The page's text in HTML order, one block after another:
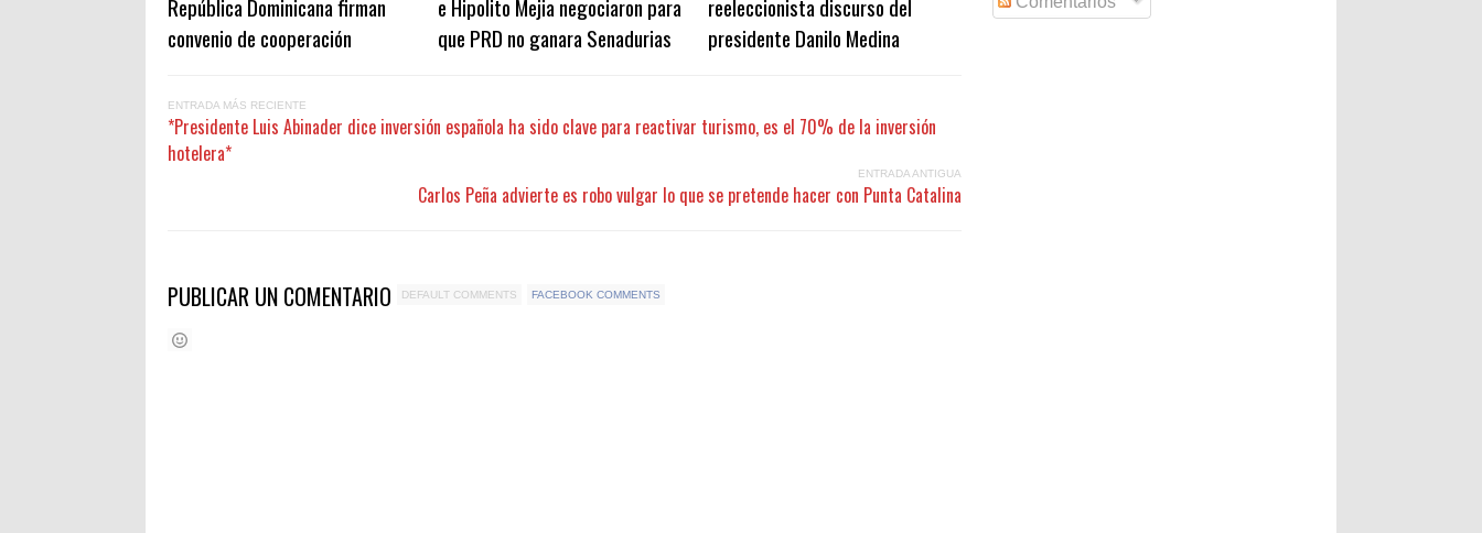
República Dominicana firman
convenio de cooperación
e Hipolito Mejia negociaron para
que PRD no ganara Senadurias
reeleccionista discurso del
presidente Danilo Medina
ENTRADA MÁS RECIENTE
*Presidente Luis Abinader dice inversión española ha sido clave para reactivar turismo, es el 70% de la inversión
hotelera*
ENTRADA ANTIGUA
Carlos Peña advierte es robo vulgar lo que se pretende hacer con Punta Catalina
PUBLICAR UN COMENTARIO DEFAULT COMMENTS FACEBOOK COMMENTS